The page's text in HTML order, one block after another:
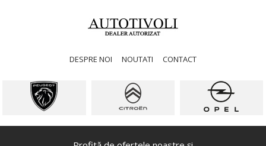
DESPRE NOI NOUTATI CONTACT